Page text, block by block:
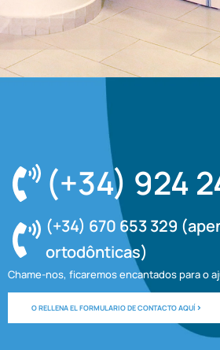
(+34) 924
(+34) 670 653 329
ortodônticas)
Chame-nos, ficaremos encantados para o
O RELLENA EL FORMULARIO DE CONTACTO AQUÍ